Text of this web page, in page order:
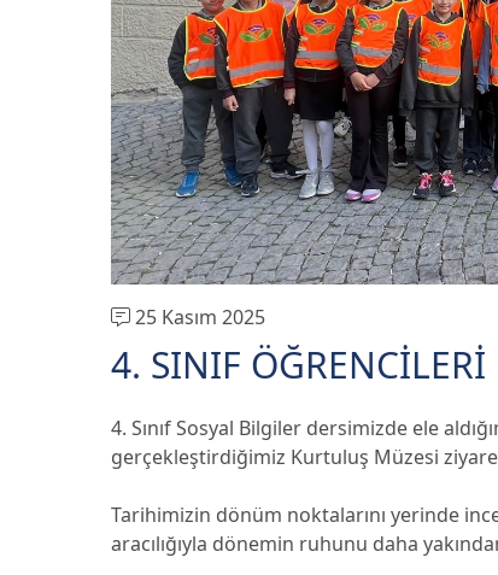
25 Kasım 2025
4. SINIF
4. Sınıf Sosyal Bilgiler dersimizde ele
gerçekleştirdiğimiz Kurtuluş Müzesi
Tarihimizin dönüm noktalarını yerinde
aracılığıyla dönemin ruhunu daha